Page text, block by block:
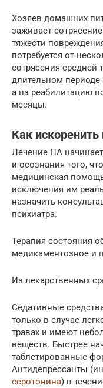
Хозяев домашних
заживает
тяжести
потребуется от
сотрясения средней
длительном периоде
а на реабилитацию
месяцы.
Как искоренить
Лечение ПА
и осознания того,
медицинская
исключения им
назначить
психиатра.
Терапия состояния
медикаментозное и
Из лекарственных
Седативные
только в случае
травах и имеют
веществ. Быстрее
таблетированные
Антидепрессанты
серотонина) в